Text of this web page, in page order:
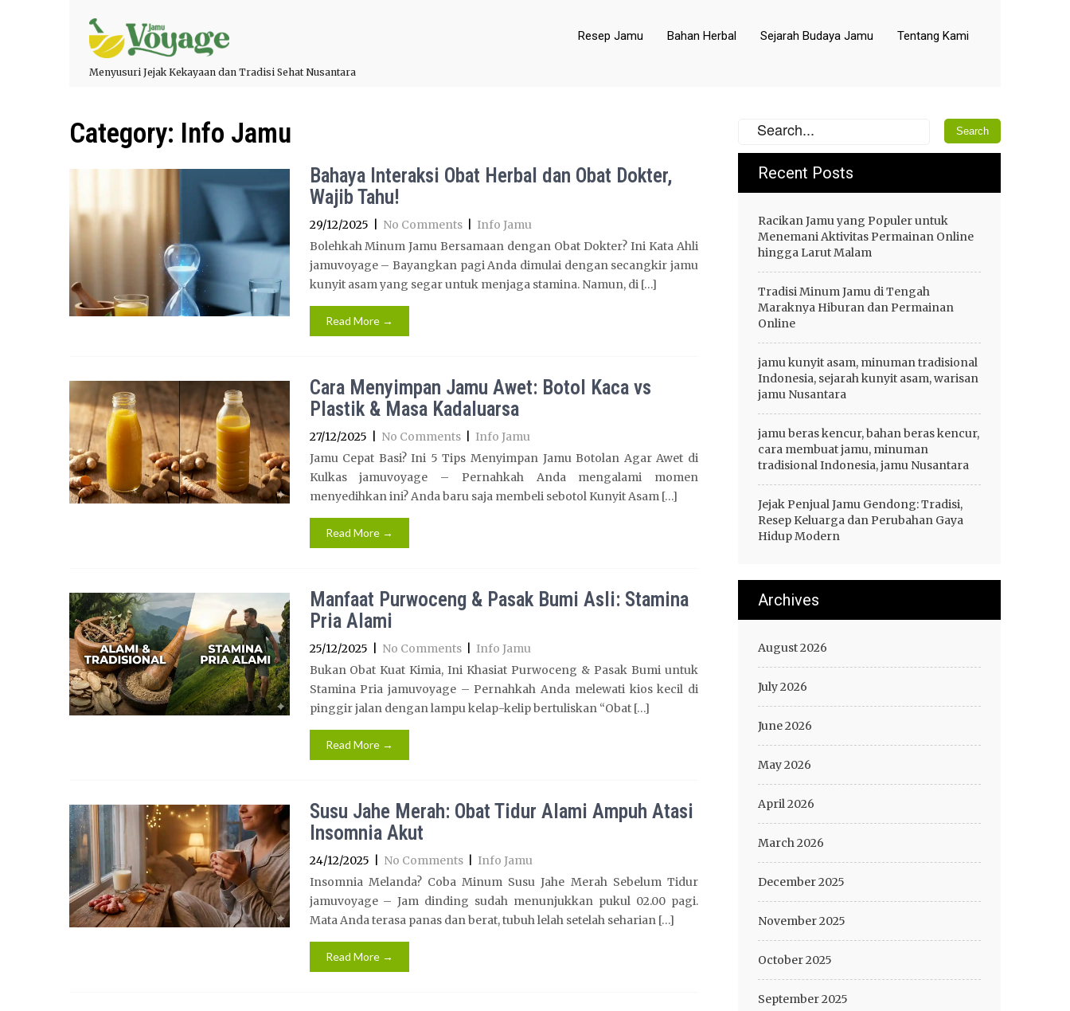
Menyusuri Jejak Kekayaan dan Tradisi Sehat Nusantara
Resep Jamu Bahan Herbal Sejarah Budaya Jamu Tentang Kami
Category: Info Jamu
Bahaya Interaksi Obat Herbal dan Obat Dokter,
Wajib Tahu!
29/12/2025 No Comments
Info Jamu
Bolehkah Minum Jamu Bersamaan dengan Obat Dokter? Ini Kata Ahli
jamuvoyage – Bayangkan pagi Anda dimulai dengan secangkir jamu
kunyit asam yang segar untuk menjaga stamina. Namun, di […]
Read More →
Cara Menyimpan Jamu Awet: Botol Kaca vs
Plastik & Masa Kadaluarsa
27/12/2025 No Comments
Info Jamu
Jamu Cepat Basi? Ini 5 Tips Menyimpan Jamu Botolan Agar Awet di
Kulkas jamuvoyage – Pernahkah Anda mengalami momen
menyedihkan ini? Anda baru saja membeli sebotol Kunyit Asam […]
Read More →
Manfaat Purwoceng & Pasak Bumi Asli: Stamina
Pria Alami
25/12/2025 No Comments
Info Jamu
Bukan Obat Kuat Kimia, Ini Khasiat Purwoceng & Pasak Bumi untuk
Stamina Pria jamuvoyage – Pernahkah Anda melewati kios kecil di
pinggir jalan dengan lampu kelap-kelip bertuliskan “Obat […]
Read More →
Susu Jahe Merah: Obat Tidur Alami Ampuh Atasi
Insomnia Akut
24/12/2025 No Comments
Info Jamu
Insomnia Melanda? Coba Minum Susu Jahe Merah Sebelum Tidur
jamuvoyage – Jam dinding sudah menunjukkan pukul 02.00 pagi.
Mata Anda terasa panas dan berat, tubuh lelah setelah seharian […]
Read More →
Recent Posts
Racikan Jamu yang Populer untuk
Menemani Aktivitas Permainan Online
hingga Larut Malam
Tradisi Minum Jamu di Tengah
Maraknya Hiburan dan Permainan
Online
jamu kunyit asam, minuman tradisional
Indonesia, sejarah kunyit asam, warisan
jamu Nusantara
jamu beras kencur, bahan beras kencur,
cara membuat jamu, minuman
tradisional Indonesia, jamu Nusantara
Jejak Penjual Jamu Gendong: Tradisi,
Resep Keluarga dan Perubahan Gaya
Hidup Modern
Archives
August 2026
July 2026
June 2026
May 2026
April 2026
March 2026
December 2025
November 2025
October 2025
September 2025